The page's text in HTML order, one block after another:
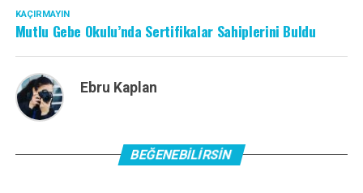
KAÇIRMAYIN
Mutlu Gebe Okulu’nda Sertifikalar Sahiplerini Buldu
Ebru Kaplan
BEĞENEBILIRSIN